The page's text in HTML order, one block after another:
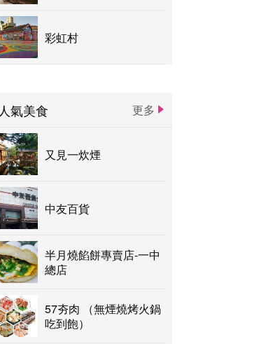
彩虹村
人氣美食 更多
又見一炊煙
中友百貨
半月燒餡餅專賣店-一中
總店
57夯肉 （無煙燒烤火鍋
吃到飽）